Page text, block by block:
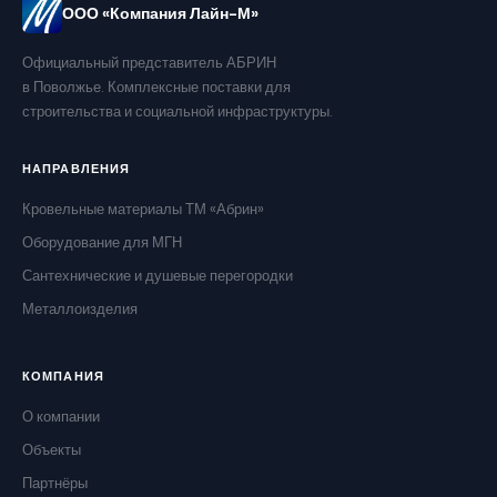
ООО «Компания Лайн-М»
Официальный представитель АБРИН
в Поволжье. Комплексные поставки для
строительства и социальной инфраструктуры.
НАПРАВЛЕНИЯ
Кровельные материалы ТМ «Абрин»
Оборудование для МГН
Сантехнические и душевые перегородки
Металлоизделия
КОМПАНИЯ
О компании
Объекты
Партнёры